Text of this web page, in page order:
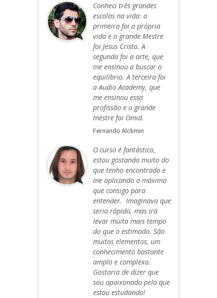
Conheci três grandes
escolas na vida: a
primeira foi a própria
vida e o grande Mestre
foi Jesus Cristo. A
segunda foi a arte, que
me ensinou a buscar o
equilíbrio. A terceira foi
a Audio Academy, que
me ensinou essa
profissão e o grande
mestre foi Omid.
Fernando Alckmin
O curso é fantástico,
estou gostando muito do
que tenho encontrado e
me aplicando o máximo
que consigo para
entender. Imaginava que
seria rápido, mas irá
levar muito mais tempo
do que o estimado. São
muitos elementos, um
conhecimento bastante
amplo e complexo.
Gostaria de dizer que
sou apaixonado pelo que
estou estudando!